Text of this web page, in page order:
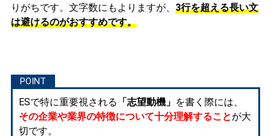
りがちです。文字数にもよりますが、 3行を超える長い文
は避けるのがおすすめです。
ESで特に重要視される 「志望動機」 を書く際には、
その企業や業界の特徴について十分理解することが大
切です。